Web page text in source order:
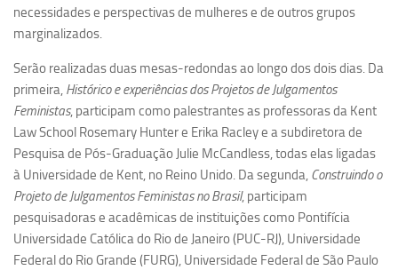
Equipe
Estrutura do polo
Espaço de Eventos
Projetos
Ciência com Pipoca
Ciência Por Elas
Pint of Science
União Pró-Vacina
USP Analisa
necessidades e perspectivas de mulheres e de outros grupos
marginalizados.
Serão realizadas duas mesas-redondas ao longo dos dois dias. Da
primeira, Histórico e experiências dos Projetos de Julgamentos
Feministas, participam como palestrantes as professoras da Kent
Law School Rosemary Hunter e Erika Racley e a subdiretora de
Pesquisa de Pós-Graduação Julie McCandless, todas elas ligadas
à Universidade de Kent, no Reino Unido. Da segunda, Construindo o
Projeto de Julgamentos Feministas no Brasil, participam
pesquisadoras e acadêmicas de instituições como Pontifícia
Universidade Católica do Rio de Janeiro (PUC-RJ), Universidade
Federal do Rio Grande (FURG), Universidade Federal de São Paulo